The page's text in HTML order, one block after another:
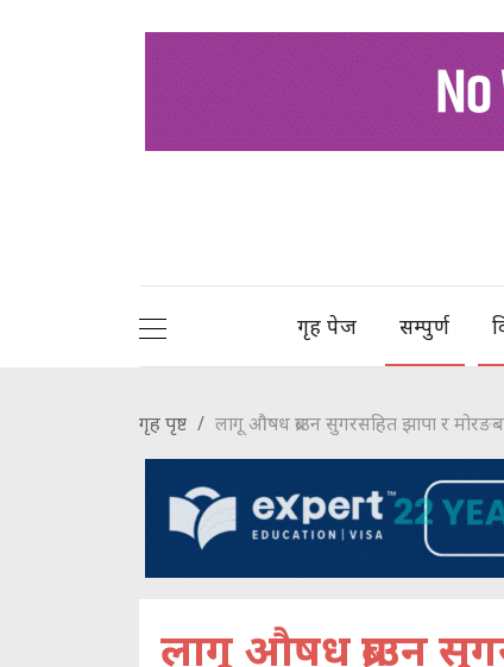
गृह पेज सम्पुर्ण
गृह पृष्ट लागू औषध ब्राउन सुगरसहित झापा र
लागू औषध ब्राउन